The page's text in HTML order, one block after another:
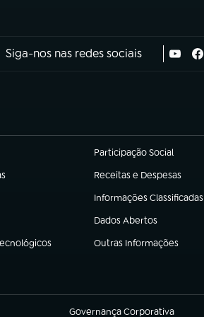
Siga-nos nas redes sociais
Participação Social
(abre em nova aba)
Receitas e Despesas
(abre em nova aba)
Informações Classificadas
(abre em nova aba)
Dados Abertos
(abre em nova aba)
Outras Informações
(abre em nova aba)
Governança Corporativa